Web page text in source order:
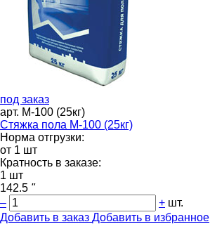
под заказ
арт. М-100 (25кг)
Стяжка пола М-100 (25кг)
Норма отгрузки:
от 1 шт
Кратность в заказе:
1 шт
142.5 "
–
+ шт.
Добавить в заказ Добавить в избранное